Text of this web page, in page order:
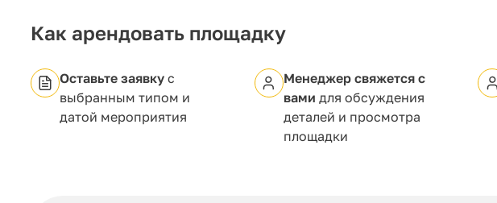
Как арендовать площадку
Оставьте заявку с
выбранным типом и
датой мероприятия
Менеджер свяжется с
вами для обсуждения
деталей и просмотра
площадки